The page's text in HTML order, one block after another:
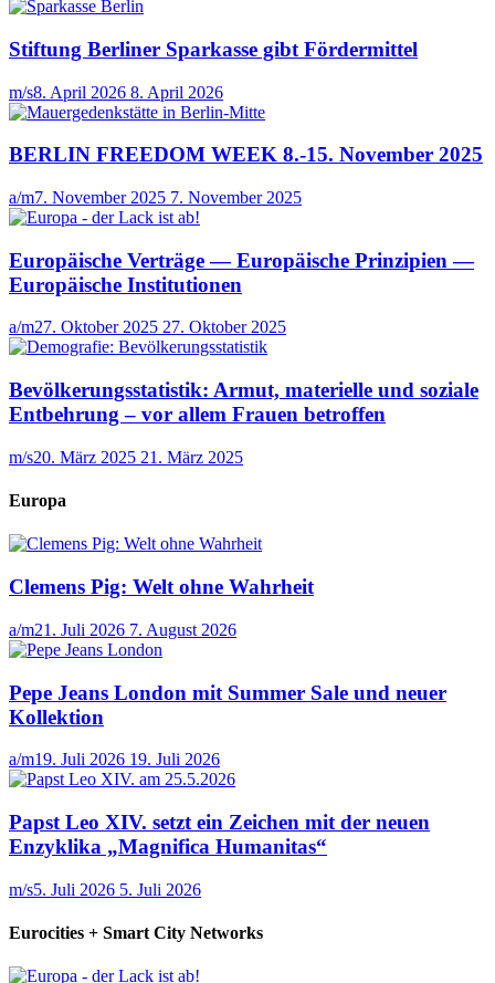
Stiftung Berliner Sparkasse gibt Fördermittel
m/s8. April 2026 8. April 2026
BERLIN FREEDOM WEEK 8.-15. November 2025
a/m7. November 2025 7. November 2025
Europäische Verträge — Europäische Prinzipien —
Europäische Institutionen
a/m27. Oktober 2025 27. Oktober 2025
Bevölkerungsstatistik: Armut, materielle und soziale
Entbehrung – vor allem Frauen betroffen
m/s20. März 2025 21. März 2025
Europa
Clemens Pig: Welt ohne Wahrheit
a/m21. Juli 2026 7. August 2026
Pepe Jeans London mit Summer Sale und neuer
Kollektion
a/m19. Juli 2026 19. Juli 2026
Papst Leo XIV. setzt ein Zeichen mit der neuen
Enzyklika „Magnifica Humanitas“
m/s5. Juli 2026 5. Juli 2026
Eurocities + Smart City Networks